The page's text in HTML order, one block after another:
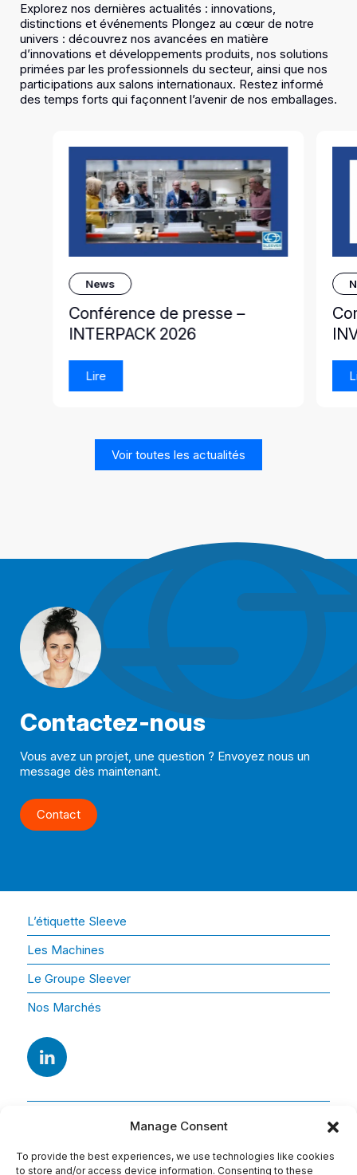
Manage Consent
To provide the best experiences, we use technologies like cookies
to store and/or access device information. Consenting to these
Explorez nos dernières actualités : innovations,
distinctions et événements Plongez au cœur de notre
univers : découvrez nos avancées en matière
d’innovations et développements produits, nos solutions
primées par les professionnels du secteur, ainsi que nos
participations aux salons internationaux. Restez informé
des temps forts qui façonnent l’avenir de nos emballages.
News
Conférence de presse –
INTERPACK 2026
Lire
Voir toutes les actualités
Contactez-nous
Vous avez un projet, une question ? Envoyez nous un
message dès maintenant.
Contact
L’étiquette Sleeve
Les Machines
Le Groupe Sleever
Nos Marchés